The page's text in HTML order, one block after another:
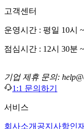
고객센터
운영시간 : 평일 10시
점심시간 : 12시 30분 ~
기업 제휴 문의:
1:1 문의하기
서비스
회사소개 공지사항인